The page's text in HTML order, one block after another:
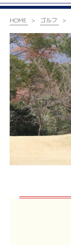
HOME ゴルフ